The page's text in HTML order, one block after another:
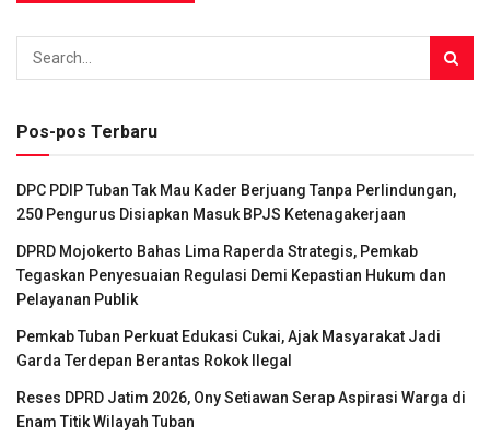
Pos-pos Terbaru
DPC PDIP Tuban Tak Mau Kader Berjuang Tanpa Perlindungan,
250 Pengurus Disiapkan Masuk BPJS Ketenagakerjaan
DPRD Mojokerto Bahas Lima Raperda Strategis, Pemkab
Tegaskan Penyesuaian Regulasi Demi Kepastian Hukum dan
Pelayanan Publik
Pemkab Tuban Perkuat Edukasi Cukai, Ajak Masyarakat Jadi
Garda Terdepan Berantas Rokok Ilegal
Reses DPRD Jatim 2026, Ony Setiawan Serap Aspirasi Warga di
Enam Titik Wilayah Tuban